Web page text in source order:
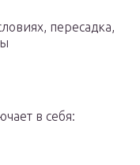
пересадка,
в себя: